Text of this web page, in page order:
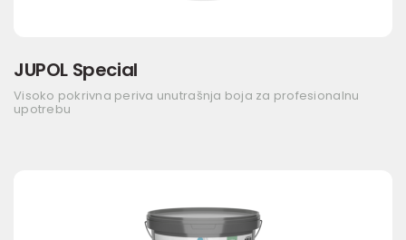
JUPOL Special
Visoko pokrivna periva unutrašnja boja za profesionalnu
upotrebu